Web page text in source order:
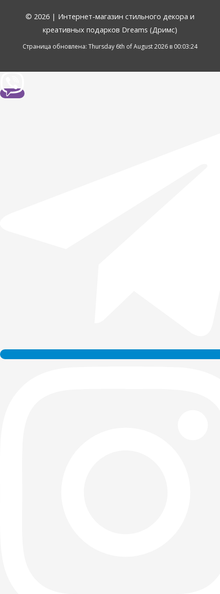
© 2026 | Интернет-магазин стильного декора и
креативных подарков Dreams (Дримс)
Страница обновлена: Thursday 6th of August 2026 в 00:03:24